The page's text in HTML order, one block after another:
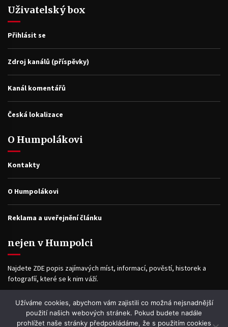
Uživatelský box
Přihlásit se
Zdroj kanálů (příspěvky)
Kanál komentářů
Česká lokalizace
O Humpolákovi
Kontakty
O Humpolákovi
Reklama a uveřejnění článku
nejen v Humpolci
Najdete ZDE popis zajímavých míst, informací, pověstí, historek a
fotografíí, které se k nim váží.
Facebook
Užíváme cookies, abychom vám zajistili co možná nejsnadnější
použití našich webových stránek. Pokud budete nadále
prohlížet naše stránky předpokládáme, že s použitím cookies